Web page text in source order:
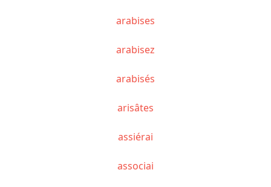
arabises
arabisez
arabisés
arisâtes
assiérai
associai